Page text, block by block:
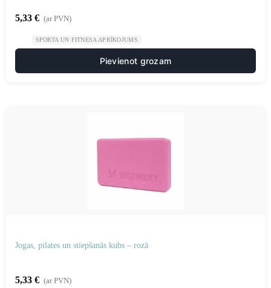
5,33 € (ar PVN)
SPORTA UN FITNESA APRĪKOJUMS
Pievienot grozam
Jogas, pilates un stiepšanās kubs – rozā
5,33 € (ar PVN)